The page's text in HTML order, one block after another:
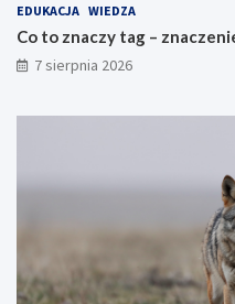
EDUKACJA WIEDZA
Co to znaczy tag –
7 sierpnia 2026